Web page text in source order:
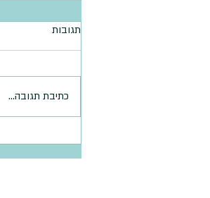
קציצות דלעת
תגובות
כתיבת תגובה...